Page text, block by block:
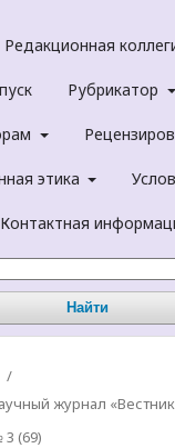
Редакционная
Рубрикатор
этика
Контактная
Найти
/
журнал
(69)